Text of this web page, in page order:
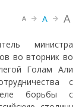
A A A
министра
во вторник во
Голам Али
с
борьбы с